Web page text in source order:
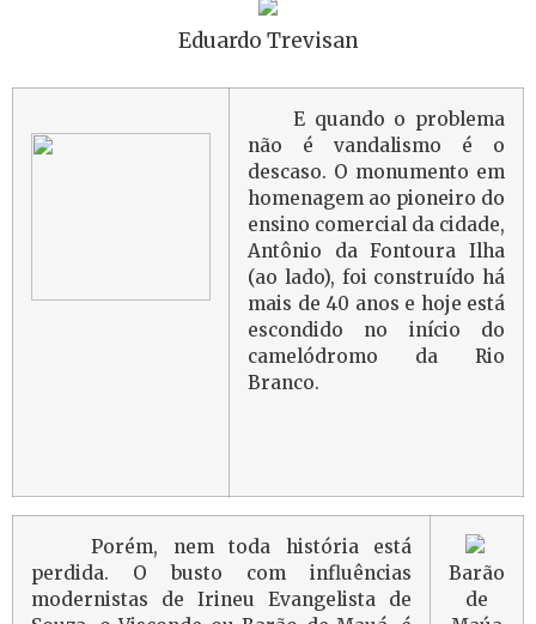
Eduardo Trevisan
E quando o problema
não é vandalismo é o
descaso. O monumento em
homenagem ao pioneiro do
ensino comercial da cidade,
Antônio da Fontoura Ilha
(ao lado), foi construído há
mais de 40 anos e hoje está
escondido no início do
camelódromo da Rio
Branco.
Porém, nem toda história está
perdida. O busto com influências
modernistas de Irineu Evangelista de
Barão
de